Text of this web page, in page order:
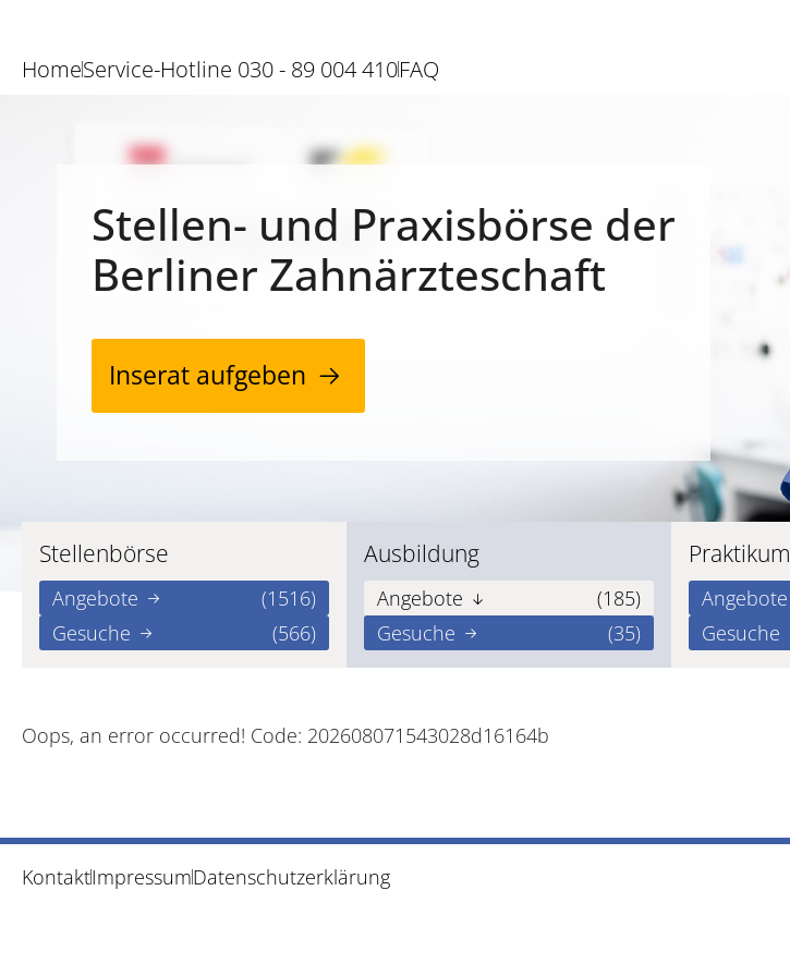
HomeService-Hotline 030 - 89 004 410FAQ
Stellen- und Praxisbörse der
Berliner Zahnärzteschaft
Inserat aufgeben
Stellenbörse
Angebote
(1516)
Gesuche
(566)
Ausbildung
Angebote
(185)
Gesuche
(35)
Praktikum
Angebote
Gesuche
Oops, an error occurred! Code: 202608071543028d16164b
KontaktImpressumDatenschutzerklärung